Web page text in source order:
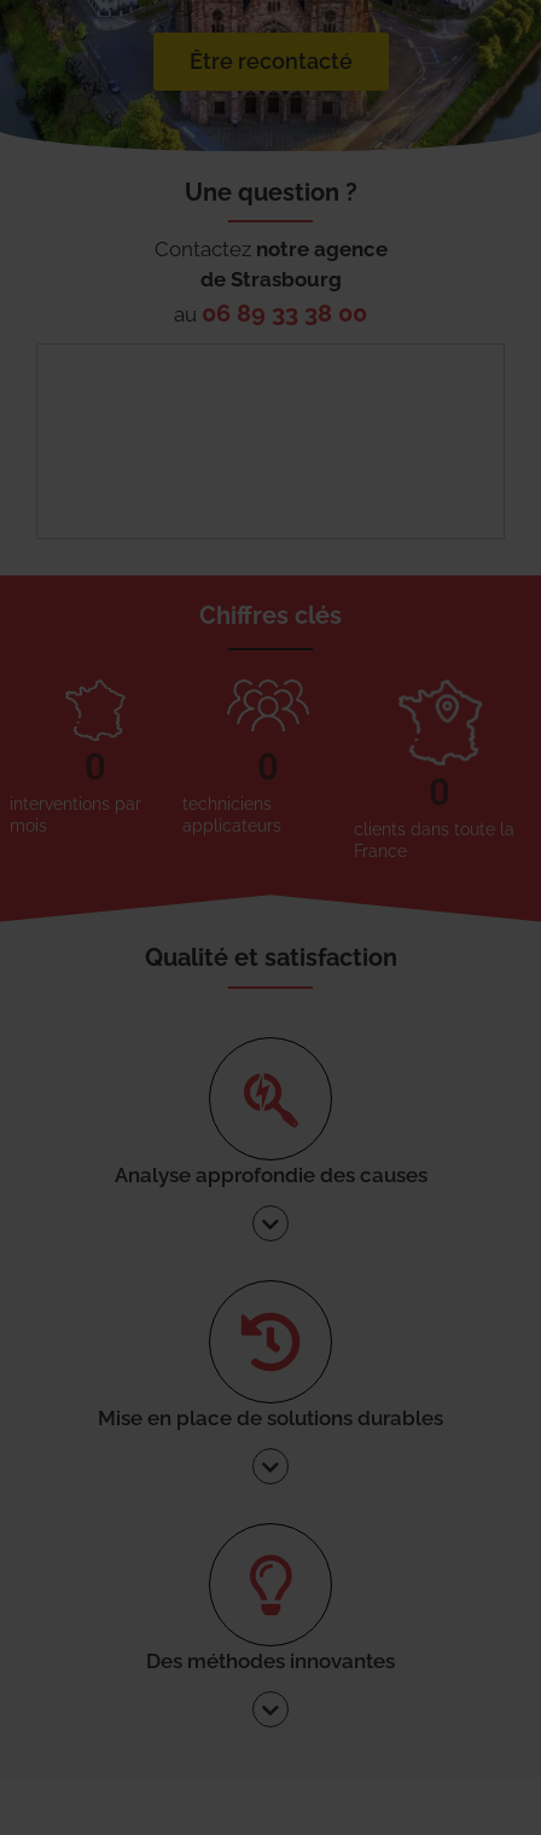
Être recontacté
Une question ?
Contactez notre agence
de Strasbourg
au 06 89 33 38 00
Chiffres clés
interventions par
mois
0
techniciens
applicateurs
0
clients dans toute la
France
0
Qualité et satisfaction
Analyse approfondie des causes
Mise en place de solutions durables
Des méthodes innovantes